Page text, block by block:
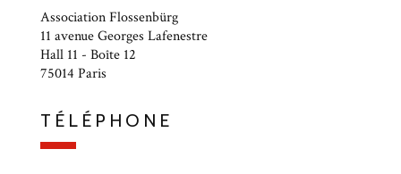
Association Flossenbürg
11 avenue Georges Lafenestre
Hall 11 - Boîte 12
75014 Paris
TÉLÉPHONE